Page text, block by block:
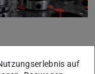
Unternehmen
auf